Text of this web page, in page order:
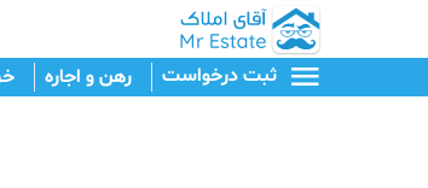
ثبت درخواست رهن و اجاره